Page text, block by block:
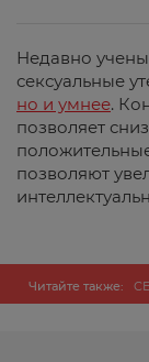
Недавно
сексуальные
но и умнее.
позволяет
позволяют
Читайте также: